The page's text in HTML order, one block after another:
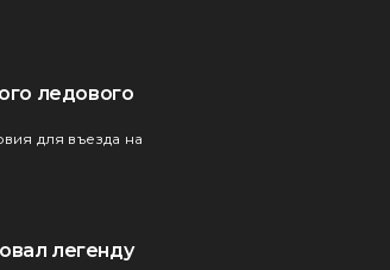
ледового
для въезда на
легенду